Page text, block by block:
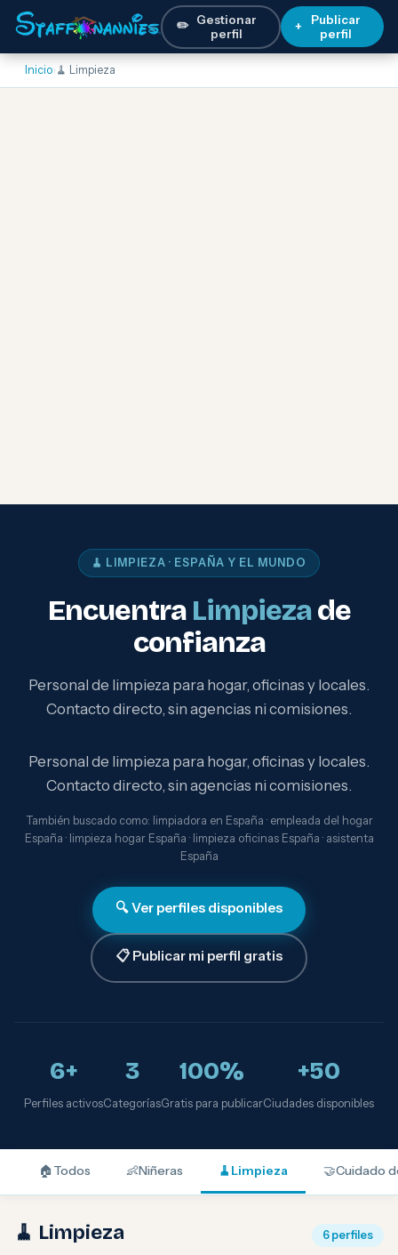
✏️ Gestionar
perfil
+
Publicar
perfil
Inicio› 🧹 Limpieza
🧹 LIMPIEZA · ESPAÑA Y EL MUNDO
Encuentra Limpiezade
confianza
Personal de limpieza para hogar, oficinas y locales.
Contacto directo, sin agencias ni comisiones.
Personal de limpieza para hogar, oficinas y locales.
Contacto directo, sin agencias ni comisiones.
También buscado como: limpiadora en España · empleada del hogar
España · limpieza hogar España · limpieza oficinas España · asistenta
España
🔍 Ver perfiles disponibles
📋 Publicar mi perfil gratis
6+
Perfiles activos
3
Categorías
100%
Gratis para publicar
+50
Ciudades disponibles
🏠 Todos 👶Niñeras 🧹 Limpieza 🤝Cuidado
🧹 Limpieza 6 perfiles